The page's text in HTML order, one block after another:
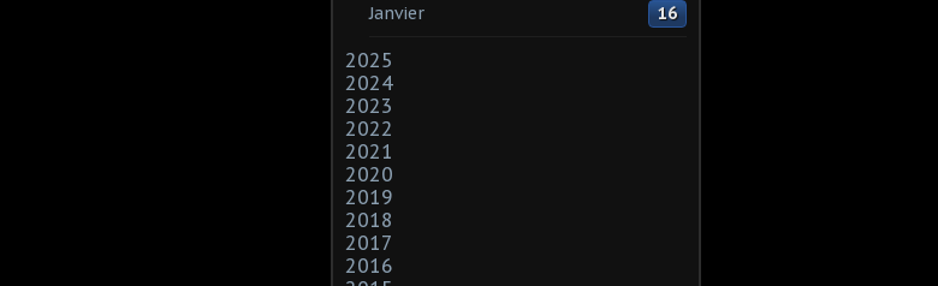
Janvier 16
2025
2024
2023
2022
2021
2020
2019
2018
2017
2016